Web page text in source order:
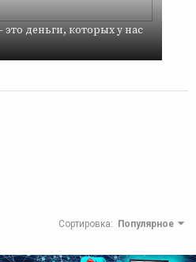
это деньги, которых у нас
Сортировка: Популярное